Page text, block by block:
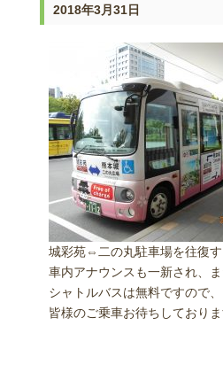
2018年3月31日
城彩苑⇔二の丸駐車場を往復
車内アナウンスも一新され、
シャトルバスは無料ですので
皆様のご乗車お待ちしておりま